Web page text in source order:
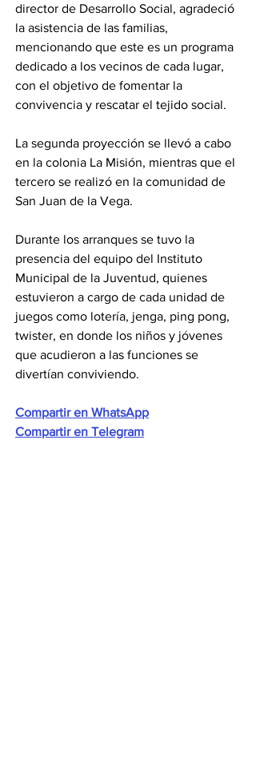
director de Desarrollo Social, agradeció
la asistencia de las familias,
mencionando que este es un programa
dedicado a los vecinos de cada lugar,
con el objetivo de fomentar la
convivencia y rescatar el tejido social.
La segunda proyección se llevó a cabo
en la colonia La Misión, mientras que el
tercero se realizó en la comunidad de
San Juan de la Vega.
Durante los arranques se tuvo la
presencia del equipo del Instituto
Municipal de la Juventud, quienes
estuvieron a cargo de cada unidad de
juegos como lotería, jenga, ping pong,
twister, en donde los niños y jóvenes
que acudieron a las funciones se
divertían conviviendo.
Compartir en WhatsApp
Compartir en Telegram